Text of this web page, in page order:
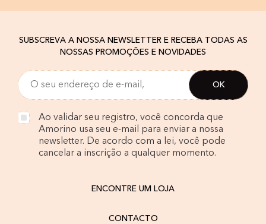
SUBSCREVA A NOSSA NEWSLETTER E RECEBA TODAS AS
NOSSAS PROMOÇÕES E NOVIDADES
Ao validar seu registro, você concorda que
Amorino usa seu e-mail para enviar a nossa
newsletter. De acordo com a lei, você pode
cancelar a inscrição a qualquer momento.
ENCONTRE UM LOJA
CONTACTO